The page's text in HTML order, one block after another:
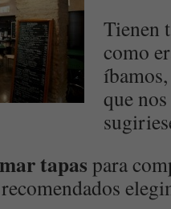
Tienen
como
que
tapas para